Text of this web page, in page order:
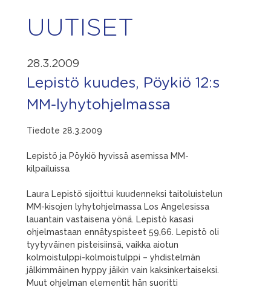
UUTISET
28.3.2009
Lepistö kuudes, Pöykiö 12:s
MM-lyhytohjelmassa
Tiedote 28.3.2009
Lepistö ja Pöykiö hyvissä asemissa MM-
kilpailuissa
Laura Lepistö sijoittui kuudenneksi taitoluistelun
MM-kisojen lyhytohjelmassa Los Angelesissa
lauantain vastaisena yönä. Lepistö kasasi
ohjelmastaan ennätyspisteet 59,66. Lepistö oli
tyytyväinen pisteisiinsä, vaikka aiotun
kolmoistulppi-kolmoistulppi – yhdistelmän
jälkimmäinen hyppy jäikin vain kaksinkertaiseksi.
Muut ohjelman elementit hän suoritti